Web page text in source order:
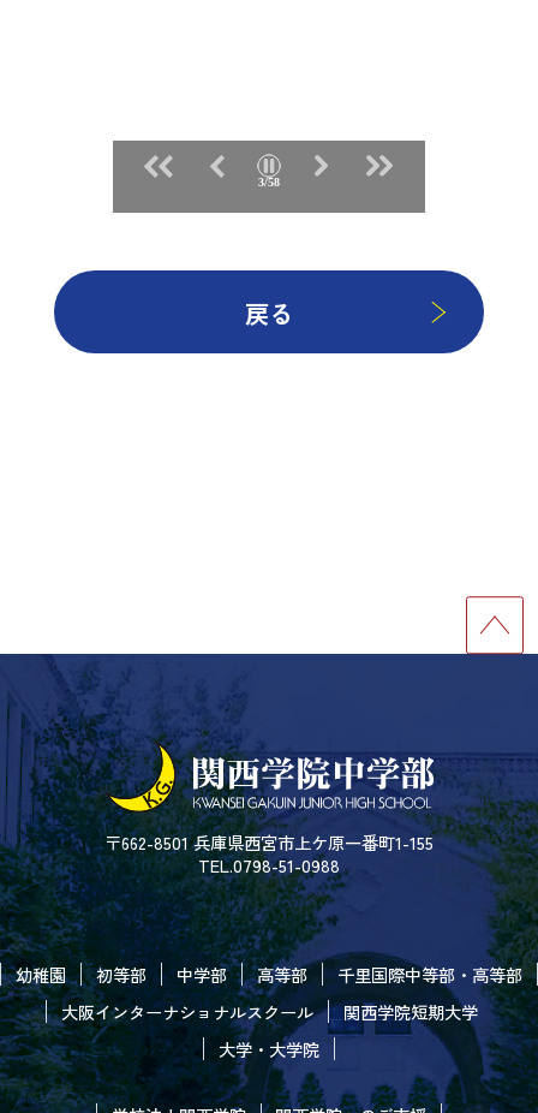
3/58
戻る
〒662-8501 兵庫県西宮市上ケ原一番町1-155
TEL.0798-51-0988
幼稚園 初等部 中学部 高等部
千里国際中等部・高等部
大阪インターナショナルスクール
関西学院短期大学
大学・大学院